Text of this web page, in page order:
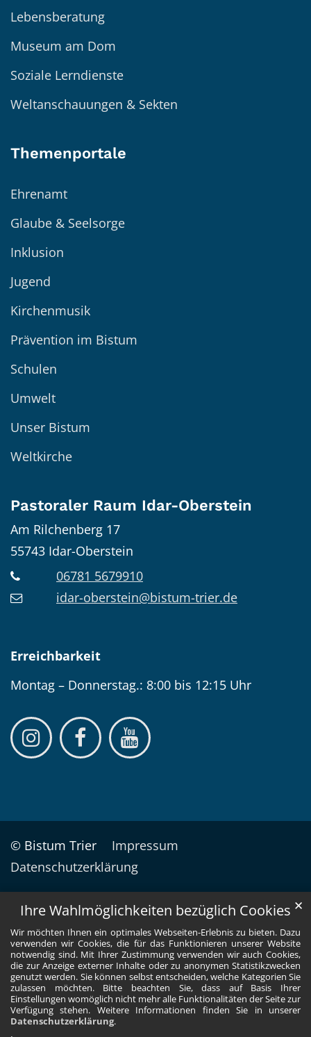
Ihre Wahlmöglichkeiten bezüglich Cookies
Wir möchten Ihnen ein optimales Webseiten-Erlebnis zu bieten. Dazu
verwenden wir Cookies, die für das Funktionieren unserer Website
notwendig sind. Mit Ihrer Zustimmung verwenden wir auch Cookies,
die zur Anzeige externer Inhalte oder zu anonymen Statistikzwecken
genutzt werden. Sie können selbst entscheiden, welche Kategorien Sie
zulassen möchten. Bitte beachten Sie, dass auf Basis Ihrer
Einstellungen womöglich nicht mehr alle Funktionalitäten der Seite zur
Verfügung stehen. Weitere Informationen finden Sie in unserer
Datenschutzerklärung.
✕
Lebensberatung
Museum am Dom
Soziale Lerndienste
Weltanschauungen & Sekten
Themenportale
Ehrenamt
Glaube & Seelsorge
Inklusion
Jugend
Kirchenmusik
Prävention im Bistum
Schulen
Umwelt
Unser Bistum
Weltkirche
Pastoraler Raum Idar-Oberstein
Am Rilchenberg 17
55743 Idar-Oberstein
06781 5679910
idar-oberstein@bistum-trier.de
Erreichbarkeit
Montag – Donnerstag.: 8:00 bis 12:15 Uhr
© Bistum Trier
Impressum
Datenschutzerklärung